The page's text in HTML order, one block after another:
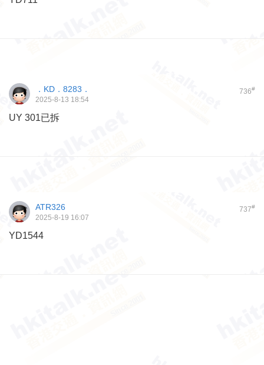
736#
．KD．8283．
2025-8-13 18:54
UY 301已拆
737#
ATR326
2025-8-19 16:07
YD1544